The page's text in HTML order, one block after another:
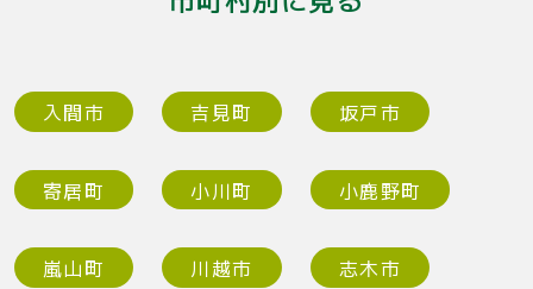
入間市 吉見町 坂戸市
寄居町 小川町 小鹿野町
嵐山町 川越市 志木市